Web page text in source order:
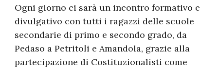
Ogni giorno ci sarà un incontro formativo e
divulgativo con tutti i ragazzi delle scuole
secondarie di primo e secondo grado, da
Pedaso a Petritoli e Amandola, grazie alla
partecipazione di Costituzionalisti come